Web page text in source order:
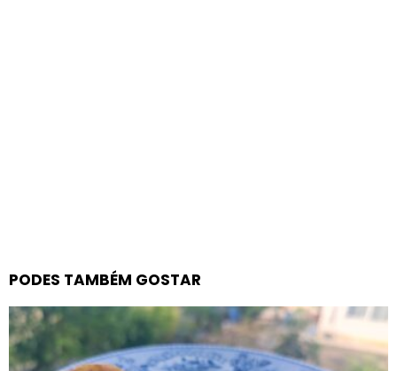
PODES TAMBÉM GOSTAR